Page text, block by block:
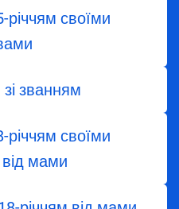
річчям своїми
званням
річчям своїми
мами